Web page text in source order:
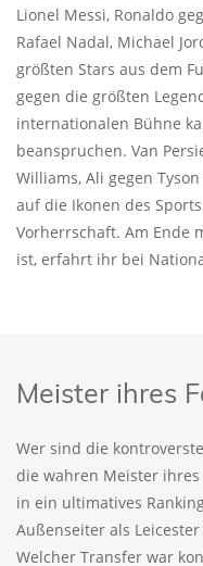
Lionel Messi, Ronaldo
Rafael Nadal, Michael
größten Stars aus dem
gegen die größten
internationalen Bühne
beanspruchen. Van
Williams, Ali gegen
auf die Ikonen des
Vorherrschaft. Am Ende
ist, erfahrt ihr bei
Meister ihres
Wer sind die
die wahren Meister ihres
in ein ultimatives
Außenseiter als
Welcher Transfer war